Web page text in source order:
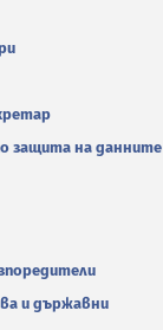
защита на данните
и държавни